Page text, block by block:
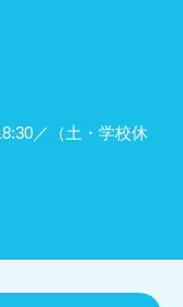
／（土・学校休